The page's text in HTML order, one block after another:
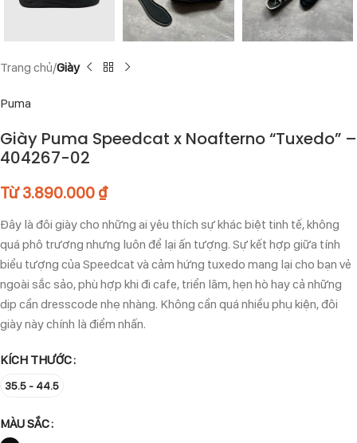
Trang chủ Giày
Puma
Giày Puma Speedcat x Noafterno “Tuxedo” –
404267-02
Từ3.890.000 ₫
Đây là đôi giày cho những ai yêu thích sự khác biệt tinh tế, không
quá phô trương nhưng luôn để lại ấn tượng. Sự kết hợp giữa tính
biểu tượng của Speedcat và cảm hứng tuxedo mang lại cho bạn vẻ
ngoài sắc sảo, phù hợp khi đi cafe, triển lãm, hẹn hò hay cả những
dịp cần dresscode nhẹ nhàng. Không cần quá nhiều phụ kiện, đôi
giày này chính là điểm nhấn.
KÍCH THƯỚC
35.5 - 44.5
MÀU SẮC